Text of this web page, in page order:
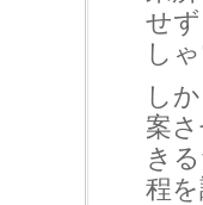
せ
し
し
案
き
程